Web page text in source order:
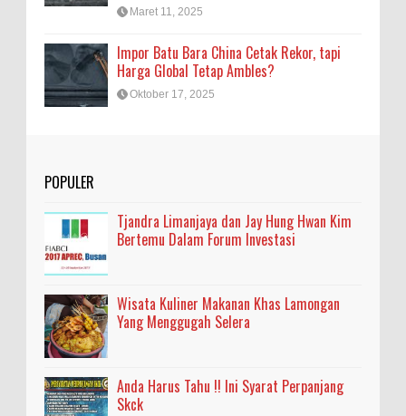
Maret 11, 2025
Impor Batu Bara China Cetak Rekor, tapi
Harga Global Tetap Ambles?
Oktober 17, 2025
POPULER
Tjandra Limanjaya dan Jay Hung Hwan Kim
Bertemu Dalam Forum Investasi
Wisata Kuliner Makanan Khas Lamongan
Yang Menggugah Selera
Anda Harus Tahu !! Ini Syarat Perpanjang
Skck